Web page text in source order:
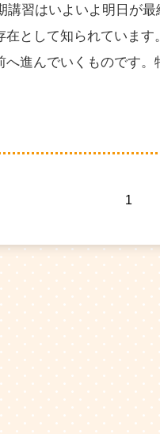
講習はいよいよ明日が
在として知られていま
へ進んでいくものです
1